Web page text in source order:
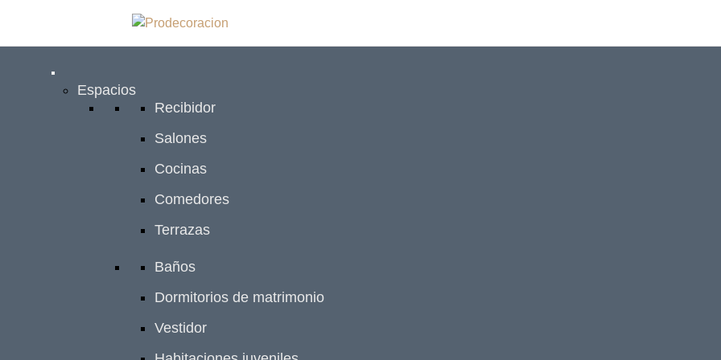
Espacios
Recibidor
Salones
Cocinas
Comedores
Terrazas
Baños
Dormitorios de matrimonio
Vestidor